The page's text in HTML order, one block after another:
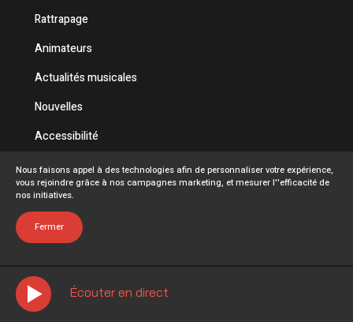
Écouter en direct
Rattrapage
Animateurs
Actualités musicales
Nouvelles
Accessibilité
Politique de confidentialité
Conditions d'utilisation
FAQ
Nous faisons appel à des technologies afin de personnaliser votre expérience,
vous rejoindre grâce à nos campagnes marketing, et mesurer l''efficacité de
nos initiatives.
Fermer